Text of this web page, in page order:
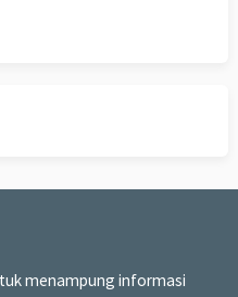
menampung informasi